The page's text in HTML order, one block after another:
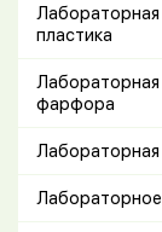
Лабораторная
пластика
Лабораторная
фарфора